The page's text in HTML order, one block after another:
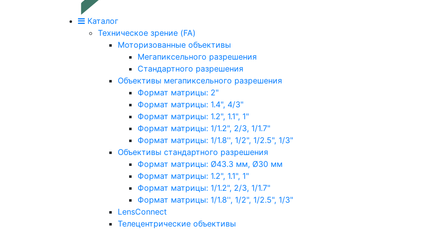
Каталог
Техническое зрение (FA)
Моторизованные объективы
Мегапиксельного разрешения
Стандартного разрешения
Объективы мегапиксельного разрешения
Формат матрицы: 2"
Формат матрицы: 1.4", 4/3"
Формат матрицы: 1.2", 1.1", 1"
Формат матрицы: 1/1.2", 2/3, 1/1.7"
Формат матрицы: 1/1.8'', 1/2", 1/2.5", 1/3"
Объективы стандартного разрешения
Формат матрицы: Ø43.3 мм, Ø30 мм
Формат матрицы: 1.2", 1.1", 1"
Формат матрицы: 1/1.2", 2/3, 1/1.7"
Формат матрицы: 1/1.8'', 1/2", 1/2.5", 1/3"
LensConnect
Телецентрические объективы